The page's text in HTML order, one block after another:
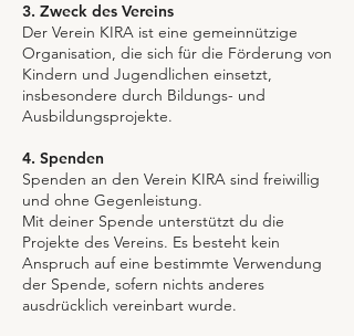
3. Zweck des Vereins
Der Verein KIRA ist eine gemeinnützige
Organisation, die sich für die Förderung von
Kindern und Jugendlichen einsetzt,
insbesondere durch Bildungs- und
Ausbildungsprojekte.
4. Spenden
Spenden an den Verein KIRA sind freiwillig
und ohne Gegenleistung.
Mit deiner Spende unterstützt du die
Projekte des Vereins. Es besteht kein
Anspruch auf eine bestimmte Verwendung
der Spende, sofern nichts anderes
ausdrücklich vereinbart wurde.